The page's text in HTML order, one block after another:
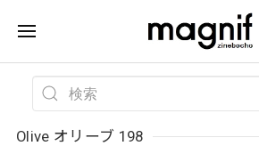
Olive オリーブ 198